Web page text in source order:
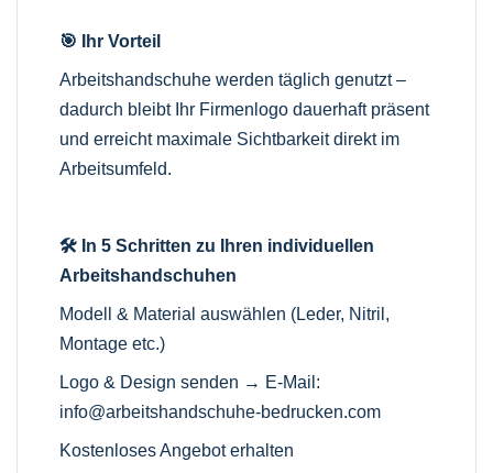
🎯 Ihr Vorteil
Arbeitshandschuhe werden täglich genutzt –
dadurch bleibt Ihr Firmenlogo dauerhaft präsent
und erreicht maximale Sichtbarkeit direkt im
Arbeitsumfeld.
🛠️ In 5 Schritten zu Ihren individuellen
Arbeitshandschuhen
Modell & Material auswählen (Leder, Nitril,
Montage etc.)
Logo & Design senden → E-Mail:
info@arbeitshandschuhe-bedrucken.com
Kostenloses Angebot erhalten